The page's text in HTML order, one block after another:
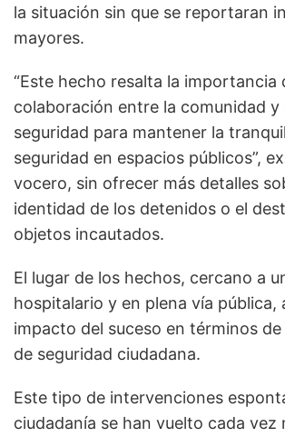
la situación sin que se reportaran
mayores.
“Este hecho resalta la importancia
colaboración entre la comunidad y
seguridad para mantener la
seguridad en espacios públicos”,
vocero, sin ofrecer más detalles
identidad de los detenidos o el
objetos incautados.
El lugar de los hechos, cercano a
hospitalario y en plena vía pública,
impacto del suceso en términos
de seguridad ciudadana.
Este tipo de intervenciones
ciudadanía se han vuelto cada vez